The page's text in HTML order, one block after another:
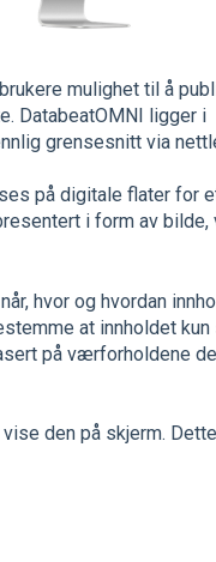
mulighet til å
DatabeatOMNI ligger i
grensesnitt via
på digitale flater for
i form av bilde,
hvor og hvordan
at innholdet kun
på værforholdene
den på skjerm. Dette